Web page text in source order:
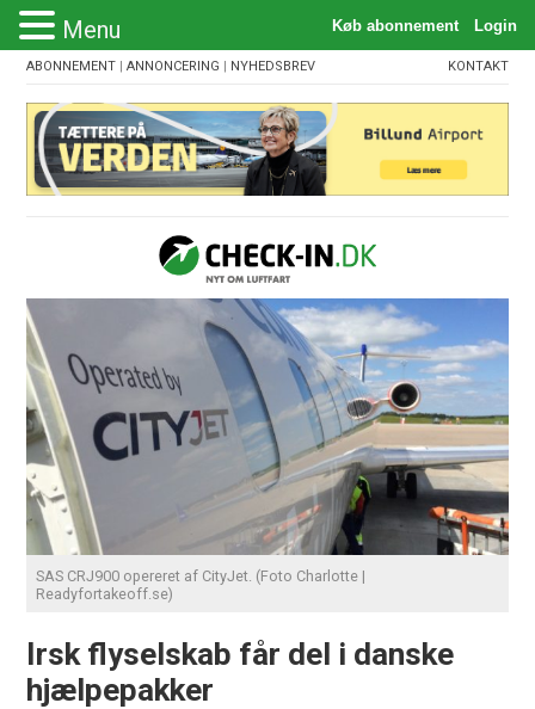
ABONNEMENT |ANNONCERING | NYHEDSBREV KONTAKT
SAS CRJ900 opereret af CityJet. (Foto Charlotte |
Readyfortakeoff.se)
Irsk flyselskab får del i danske
hjælpepakker
Menu